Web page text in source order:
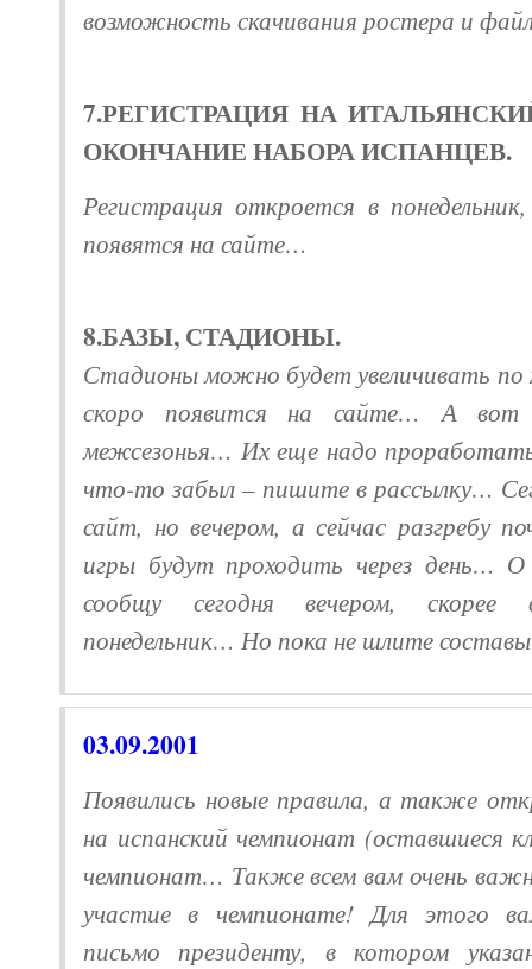
возможность скачивания ростера и
7.РЕГИСТРАЦИЯ НА
ОКОНЧАНИЕ НАБОРА ИСПАНЦЕВ.
Регистрация откроется в
появятся на сайте…
8.БАЗЫ, СТАДИОНЫ.
Стадионы можно будет увеличивать
скоро появится на сайте… А
межсезонья… Их еще надо
что-то забыл – пишите в рассылку…
сайт, но вечером, а сейчас разгребу
игры будут проходить через день…
сообщу сегодня вечером,
понедельник… Но пока не шлите
03.09.2001
Появились новые правила, а также
на испанский чемпионат (оставшиеся
чемпионат… Также всем вам очень
участие в чемпионате! Для этого
письмо президенту, в котором